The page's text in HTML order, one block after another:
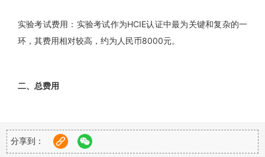
实验考试费用：实验考试作为HCIE认证中最为关键和复杂的一
环，其费用相对较高，约为人民币8000元。
二、总费用
除了直接的考试费用，考生还可能需要承担其他相关费用。为
分享到：